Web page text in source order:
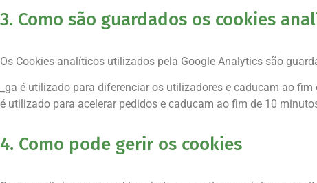
3. Como são guardados os cookies
Os Cookies analíticos utilizados pela Google Analytics são
_ga é utilizado para diferenciar os utilizadores e caducam ao
é utilizado para acelerar pedidos e caducam ao fim de 10
4. Como pode gerir os cookies